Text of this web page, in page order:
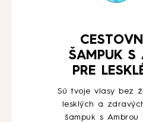
ŠAMPUK S
PRE
Sú tvoje vlasy bez
lesklých a
šampuk s Ambrou